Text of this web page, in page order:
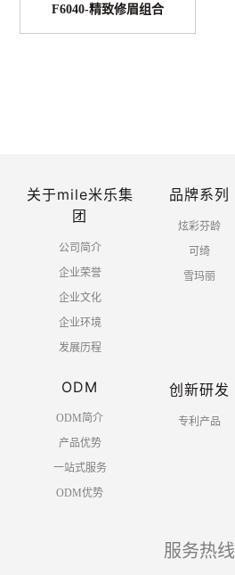
F6040-精致修眉组合
共 1 页 7 条
关于mile米乐集
团
公司简介
企业荣誉
企业文化
企业环境
发展历程
品牌系列
炫彩芬龄
可绮
雪玛丽
ODM
ODM简介
产品优势
一站式服务
ODM优势
创新研发
专利产品
服务热线